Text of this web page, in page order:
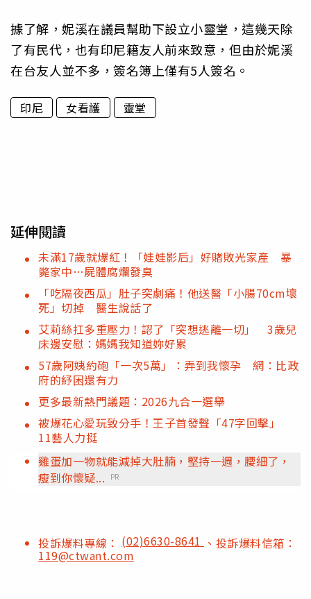
據了解，妮溪在議員幫助下設立小靈堂，這幾天除
了有民代，也有印尼籍友人前來致意，但由於妮溪
在台友人並不多，簽名簿上僅有5人簽名。
印尼 女看護 靈堂
延伸閱讀
未滿17歲就爆紅！「娃娃影后」好賭敗光家產 暴
斃家中…屍體腐爛發臭
「吃隔夜西瓜」肚子突劇痛！他送醫「小腸70cm壞
死」切掉 醫生說話了
艾莉絲扛多重壓力！認了「突想逃離一切」 3歲兒
床邊安慰：媽媽我知道妳好累
57歲阿姨約砲「一次5萬」：弄到我懷孕 網：比政
府的紓困還有力
更多最新熱門議題：2026九合一選舉
被爆花心愛玩致分手！王子首發聲「47字回擊」
11藝人力挺
雞蛋加一物就能減掉大肚腩，堅持一週，腰細了，
瘦到你懷疑...
PR
投訴爆料專線： (02)6630-8641 、投訴爆料信箱：
119@ctwant.com